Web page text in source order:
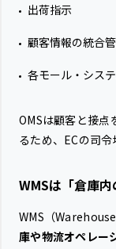
出荷指示
顧客情報の統合
各モール・シス
OMSは顧客と接点
るため、ECの司令
WMSは「倉庫内
WMS（
庫や物流オペレー